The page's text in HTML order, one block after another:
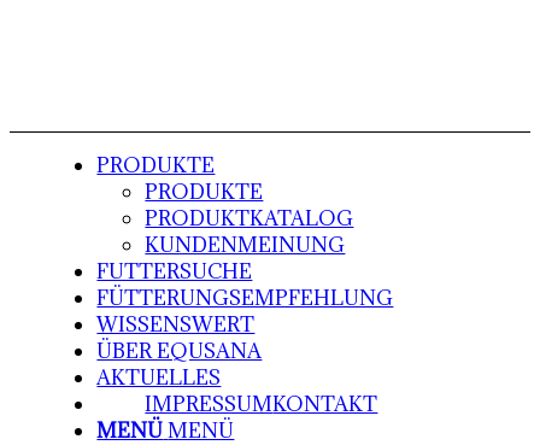
PRODUKTE
PRODUKTE
PRODUKTKATALOG
KUNDENMEINUNG
FUTTERSUCHE
FÜTTERUNGSEMPFEHLUNG
WISSENSWERT
ÜBER EQUSANA
AKTUELLES
KONTAKT
IMPRESSUM
MENÜ MENÜ